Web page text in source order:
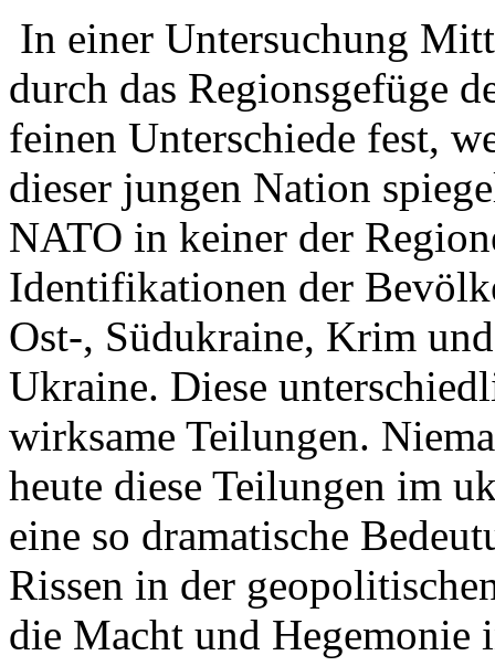
In einer Untersuchung
durch das Regionsgefüge
feinen Unterschiede fest,
dieser jungen Nation
NATO in keiner der
Identifikationen der
Ost-, Südukraine, Krim
Ukraine. Diese
wirksame Teilungen.
heute diese Teilungen im
eine so dramatische
Rissen in der
die Macht und Hegemonie